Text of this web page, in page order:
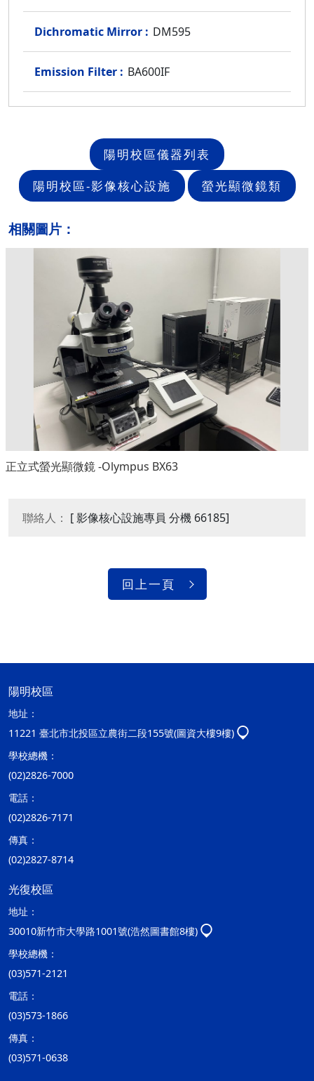
DM595
BA600IF
陽明校區儀器列表
陽明校區-影像核心設施
螢光顯微鏡類
相關圖片：
正立式螢光顯微鏡 -Olympus BX63
聯絡人： [ 影像核心設施專員 分機 66185]
回上一頁
陽明校區
地址：
11221 臺北市北投區立農街二段155號(圖資大樓9樓)
學校總機：
(02)2826-7000
電話：
(02)2826-7171
傳真：
(02)2827-8714
光復校區
地址：
30010新竹市大學路1001號(浩然圖書館8樓)
學校總機：
(03)571-2121
電話：
(03)573-1866
傳真：
(03)571-0638